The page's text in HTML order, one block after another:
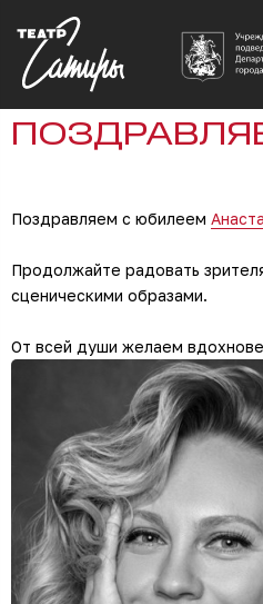
Поздравляем с юбилеем
Продолжайте радовать
сценическими образами.
От всей души желаем